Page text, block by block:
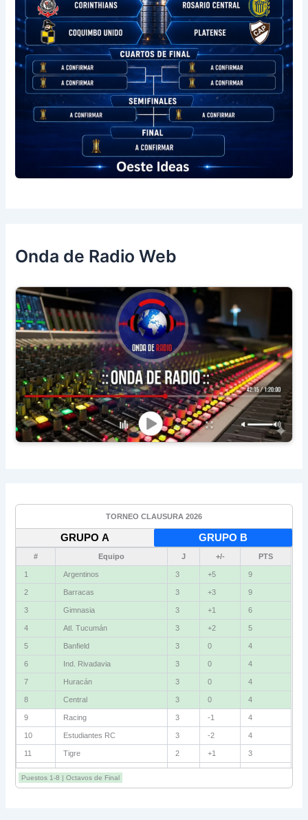
Onda de Radio Web
TORNEO CLAUSURA 2026
GRUPO A GRUPO B
# Equipo J +/- PTS
1 Argentinos 3 +5 9
2 Barracas 3 +3 9
3 Gimnasia 3 +1 6
4 Atl. Tucumán 3 +2 5
5 Banfield 3 0 4
6 Ind. Rivadavia 3 0 4
7 Huracán 3 0 4
8 Central 3 0 4
9 Racing 3 -1 4
10 Estudiantes RC 3 -2 4
11 Tigre 2 +1 3
12 Belgrano 2 0 3
13 Sarmiento 3 -1 3
Puestos 1-8 | Octavos de Final